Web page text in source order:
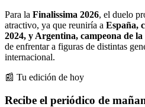
Para la Finalissima 2026, el duelo
atractivo, ya que reuniría a España,
2024, y Argentina, campeona de
de enfrentar a figuras de distintas
internacional.
📰 Tu edición de hoy
Recibe el periódico de